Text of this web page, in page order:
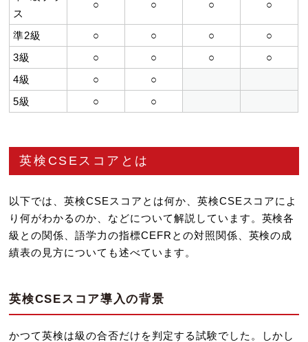
ス
○ ○ ○ ○
準2級 ○ ○ ○
○
3級
○ ○ ○
○
4級
○
○
5級
○ ○
英検CSEスコアとは
以下では、英検CSEスコアとは何か、英検CSEスコアによ
り何がわかるのか、などについて解説しています。英検各
級との関係、語学力の指標CEFRとの対照関係、英検の成
績表の見方についても述べています。
英検CSEスコア導入の背景
かつて英検は級の合否だけを判定する試験でした。しかし